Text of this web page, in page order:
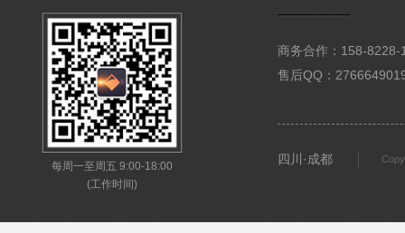
每周一至周五 9:00-18:00
(工作时间)
商务合作：158-
售后QQ：
四川·成都